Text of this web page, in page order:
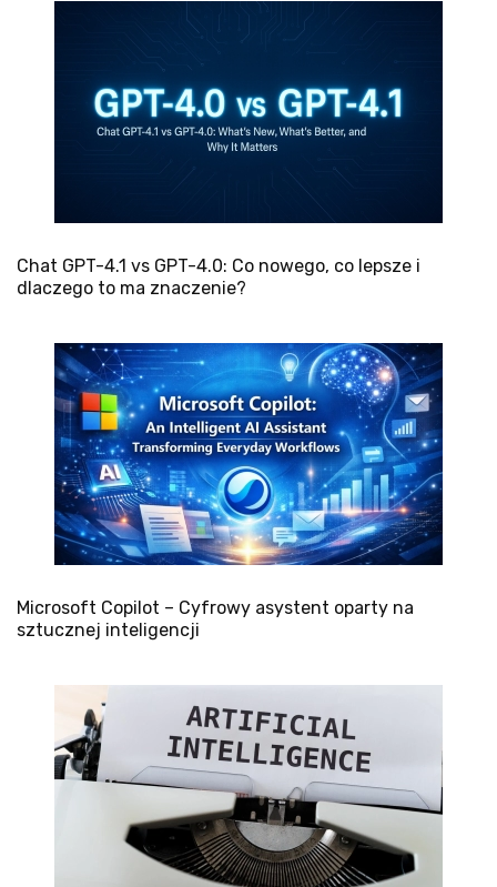
Chat GPT-4.1 vs GPT-4.0: Co nowego, co lepsze i
dlaczego to ma znaczenie?
Microsoft Copilot – Cyfrowy asystent oparty na
sztucznej inteligencji